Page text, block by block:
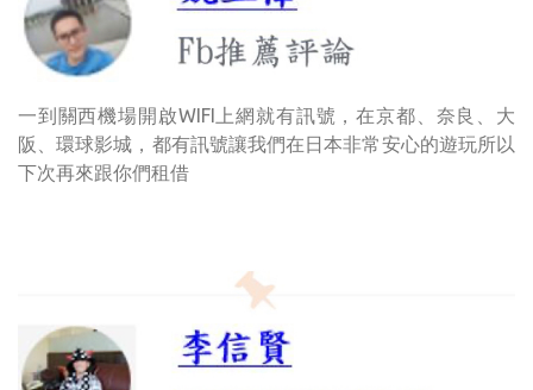
一到關西機場開啟WIFI上網就有訊號，在京都、奈良、大
阪、環球影城，都有訊號讓我們在日本非常安心的遊玩所以
下次再來跟你們租借